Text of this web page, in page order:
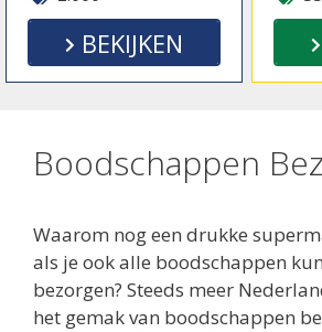
BEKIJKEN
Boodschappen
Waarom nog een drukke
als je ook alle boodschappen
bezorgen? Steeds meer
het gemak van boodschappen